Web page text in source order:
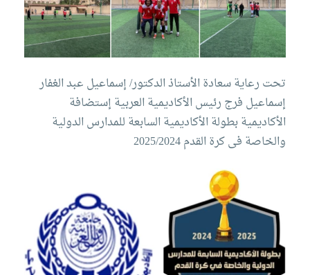
تحت رعاية سعادة الأستاذ الدكتور/ إسماعيل عبد الغفار
إسماعيل فرج رئيس الأكاديمية العربية إستضافة
الأكاديمية بطولة الأكاديمية السابعة للمدارس الدولية
والخاصة فى كرة القدم 2025/2024